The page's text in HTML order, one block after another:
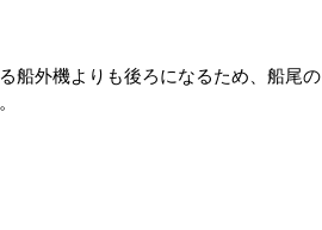
船外機よりも後ろになるため、船尾の